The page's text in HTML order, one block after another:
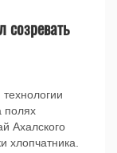
созревать
полях
Ахалского
хлопчатника.